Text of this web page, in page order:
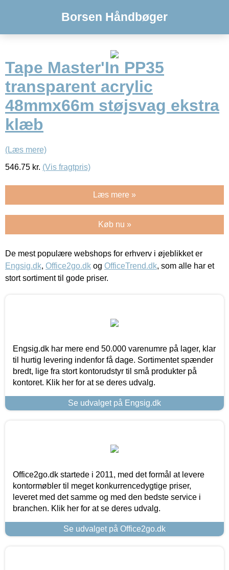
Borsen Håndbøger
Tape Master'In PP35
transparent acrylic
48mmx66m støjsvag ekstra
klæb
(Læs mere)
546.75 kr. (Vis fragtpris)
Læs mere »
Køb nu »
De mest populære webshops for erhverv i øjeblikket er
Engsig.dk, Office2go.dk og OfficeTrend.dk, som alle har et
stort sortiment til gode priser.
Engsig.dk har mere end 50.000 varenumre på lager, klar
til hurtig levering indenfor få dage. Sortimentet spænder
bredt, lige fra stort kontorudstyr til små produkter på
kontoret. Klik her for at se deres udvalg.
Se udvalget på Engsig.dk
Office2go.dk startede i 2011, med det formål at levere
kontormøbler til meget konkurrencedygtige priser,
leveret med det samme og med den bedste service i
branchen. Klik her for at se deres udvalg.
Se udvalget på Office2go.dk